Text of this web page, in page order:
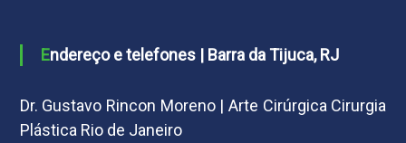
Endereço e telefones | Barra da Tijuca, RJ
Dr. Gustavo Rincon Moreno | Arte Cirúrgica Cirurgia
Plástica Rio de Janeiro